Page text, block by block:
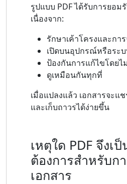
รูปแบบ PDF ได้รับการยอม
เนื่องจาก:
รักษาเค้าโครงและกา
เปิดบนอุปกรณ์หรือระ
ป้องกันการแก้ไขโดยไ
ดูเหมือนกันทุกที่
เมื่อแปลงแล้ว เอกสารจะแ
และเก็บถาวรได้ง่ายขึ้น
เหตุใด PDF จึงเ
ต้องการสำหรับก
เอกสาร